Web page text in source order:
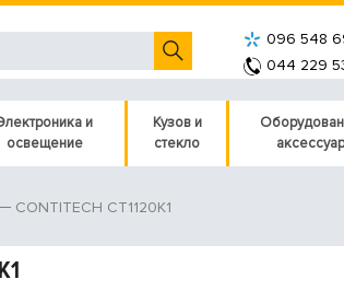
096 548
044 229
и
освещение
Кузов и
стекло
CONTITECH CT1120K1